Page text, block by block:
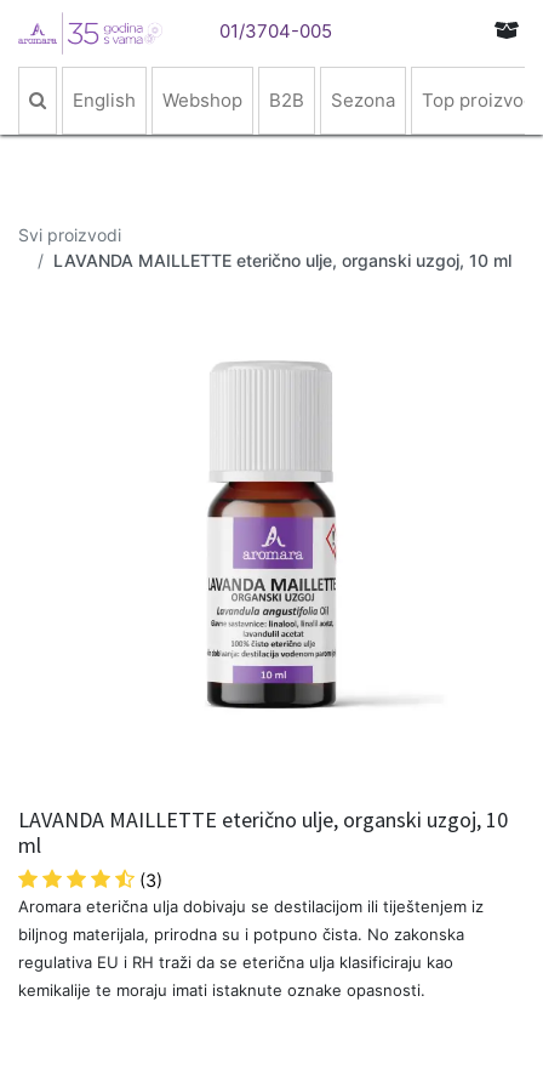
01/3704-005
English Webshop B2B Sezona Top proizvodi
Svi proizvodi
LAVANDA MAILLETTE eterično ulje, organski uzgoj, 10 ml
LAVANDA MAILLETTE eterično ulje, organski uzgoj, 10
ml
(3)
Aromara eterična ulja dobivaju se destilacijom ili tiještenjem iz
biljnog materijala, prirodna su i potpuno čista. No zakonska
regulativa EU i RH traži da se eterična ulja klasificiraju kao
kemikalije te moraju imati istaknute oznake opasnosti.